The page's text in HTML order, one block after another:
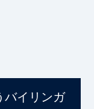
バイリンガ